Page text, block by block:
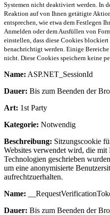
Systemen nicht deaktiviert werden. In
Reaktion auf von Ihnen getätigte
entsprechen, wie etwa dem Festlegen
Anmelden oder dem Ausfüllen von
einstellen, dass diese Cookies
benachrichtigt werden. Einige
nicht. Diese Cookies speichern keine
Name: ASP.NET_SessionId
Dauer: Bis zum Beenden der
Art: 1st Party
Kategorie: Notwendig
Beschreibung: Sitzungscookie
Websites verwendet wird, die
Technologien geschrieben
um eine anonymisierte
aufrechtzuerhalten.
Name:
Dauer: Bis zum Beenden der